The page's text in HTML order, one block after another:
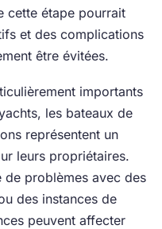
cette étape pourrait
et des complications
être évitées.
importants
les bateaux de
représentent un
leurs propriétaires.
de problèmes avec des
des instances de
peuvent affecter